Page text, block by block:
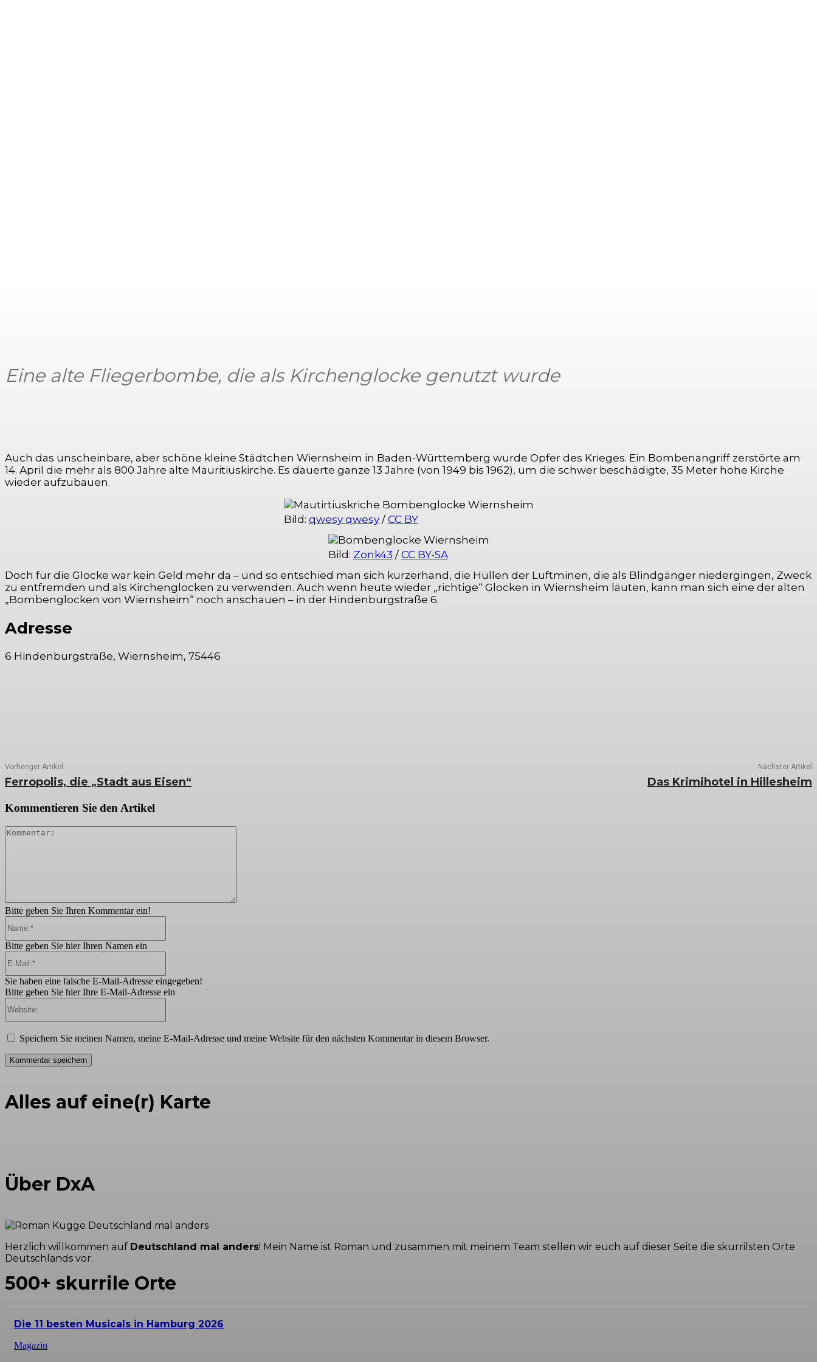
Eine alte Fliegerbombe, die als Kirchenglocke genutzt wurde
Auch das unscheinbare, aber schöne kleine Städtchen Wiernsheim in Baden-Württemberg wurde Opfer des Krieges. Ein Bombenangriff zerstörte am
14. April die mehr als 800 Jahre alte Mauritiuskirche. Es dauerte ganze 13 Jahre (von 1949 bis 1962), um die schwer beschädigte, 35 Meter hohe Kirche
wieder aufzubauen.
Bild: qwesy qwesy/ CC BY
Bild: Zonk43 / CC BY-SA
Doch für die Glocke war kein Geld mehr da – und so entschied man sich kurzerhand, die Hüllen der Luftminen, die als Blindgänger niedergingen, Zweck
zu entfremden und als Kirchenglocken zu verwenden. Auch wenn heute wieder „richtige“ Glocken in Wiernsheim läuten, kann man sich eine der alten
„Bombenglocken von Wiernsheim“ noch anschauen – in der Hindenburgstraße 6.
Adresse
6 Hindenburgstraße, Wiernsheim, 75446
Vorheriger Artikel
Ferropolis, die „Stadt aus Eisen“
Nächster Artikel
Das Krimihotel in Hillesheim
Kommentieren Sie den Artikel
Bitte geben Sie Ihren Kommentar ein!
Bitte geben Sie hier Ihren Namen ein
Sie haben eine falsche E-Mail-Adresse eingegeben!
Bitte geben Sie hier Ihre E-Mail-Adresse ein
Speichern Sie meinen Namen, meine E-Mail-Adresse und meine Website für den nächsten Kommentar in diesem Browser.
Alles auf eine(r) Karte
Über DxA
Herzlich willkommen auf Deutschland mal anders! Mein Name ist Roman und zusammen mit meinem Team stellen wir euch auf dieser Seite die skurrilsten Orte
Deutschlands vor.
500+ skurrile Orte
Die 11 besten Musicals in Hamburg 2026
Magazin